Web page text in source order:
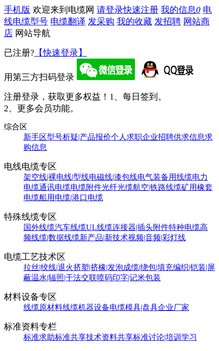
手机版 欢迎来到电缆网 请登录快速注册 我的信息0 电
线电缆型号 电缆翻译 发采购 我的收藏 发招聘 网站商
店 网站导航
已注册? 【快速登录】
用第三方扫码登录
注册登录，获取更多权益！ 1、每日签到。
2、更多会员功能。
综合区
新手区型号析疑|产品报价个人求职企业招聘供求信息求
购信息
电线电缆专区
架空线|裸电线|型线电磁线|漆包线电气装备用线缆电力
电缆通讯电缆电缆附件光纤光缆航空|铁路线缆矿用橡套
电缆船用电缆|港口电缆
特殊线缆专区
国外线缆汽车线缆UL线缆连接器|插头附件特种电缆高
频线缆|数据线缆新产品|新技术视频|音频|彩灯线
电缆工艺技术区
拉丝|绞线|退火挤塑|挤橡|发泡成缆|绕包|填充编织|铠装|屏
蔽温水|辐照|干法交联喷码印字|记米包装
材料设备专区
线缆原材料线缆机器设备电缆模具|盘具企业厂家
标准资料专栏
标准求助标准共享技术资料共享标准讨论|培训学习